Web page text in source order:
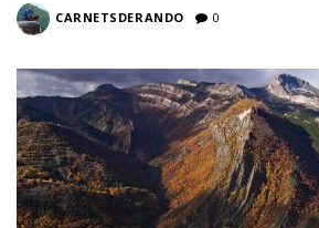
CARNETSDERANDO 0